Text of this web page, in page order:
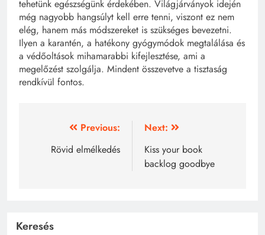
tehetünk egészségünk érdekében. Világjárványok idején
még nagyobb hangsúlyt kell erre tenni, viszont ez nem
elég, hanem más módszereket is szükséges bevezetni.
Ilyen a karantén, a hatékony gyógymódok megtalálása és
a védőoltások mihamarabbi kifejlesztése, ami a
megelőzést szolgálja. Mindent összevetve a tisztaság
rendkívül fontos.
Bejegyzés
navigáció
Previous:
Rövid elmélkedés
Next:
Kiss your book
backlog goodbye
Keresés